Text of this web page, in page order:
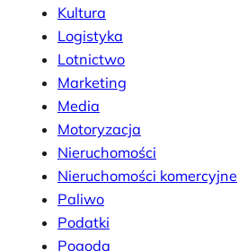
Kultura
Logistyka
Lotnictwo
Marketing
Media
Motoryzacja
Nieruchomości
Nieruchomości komercyjne
Paliwo
Podatki
Pogoda